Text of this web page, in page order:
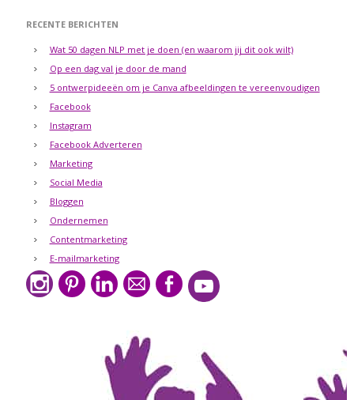
RECENTE BERICHTEN
Wat 50 dagen NLP met je doen (en waarom jij dit ook wilt)
Op een dag val je door de mand
5 ontwerpideeën om je Canva afbeeldingen te vereenvoudigen
Facebook
Instagram
Facebook Adverteren
Marketing
Social Media
Bloggen
Ondernemen
Contentmarketing
E-mailmarketing